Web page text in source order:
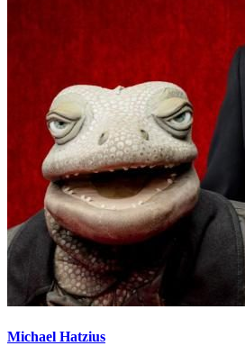
Michael Hatzius